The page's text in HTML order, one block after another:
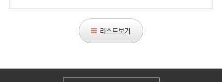
스
트